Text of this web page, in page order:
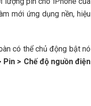
mới ứng dụng nền, hiệu
có thể chủ động bật nó
Pin > Chế độ nguồn điện